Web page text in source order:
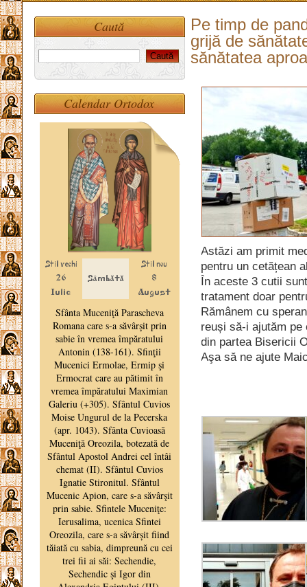
Pe timp de
grijă de
sănătatea
Astăzi am primit
pentru un cetățean
În aceste 3 cutii
tratament doar
Rămânem cu
reuși să-i ajutăm
din partea Bisericii
Aşa să ne ajute
Caută
Calendar Ortodox